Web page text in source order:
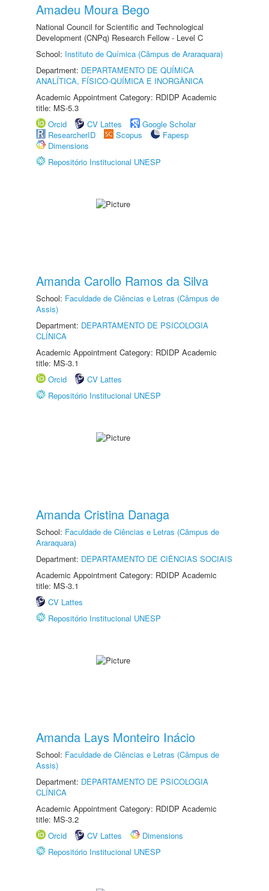
Amadeu Moura Bego
National Council for Scientific and Technological
Development (CNPq) Research Fellow - Level C
School: Instituto de Química (Câmpus de Araraquara)
Department: DEPARTAMENTO DE QUÍMICA
ANALÍTICA, FÍSICO-QUÍMICA E INORGÂNICA
Academic Appointment Category: RDIDP Academic
title: MS-5.3
Orcid
CV Lattes
Google Scholar
ResearcherID
Scopus
Fapesp
Dimensions
Repositório Institucional UNESP
Amanda Carollo Ramos da Silva
School: Faculdade de Ciências e Letras (Câmpus de
Assis)
Department: DEPARTAMENTO DE PSICOLOGIA
CLÍNICA
Academic Appointment Category: RDIDP Academic
title: MS-3.1
Orcid
CV Lattes
Repositório Institucional UNESP
Amanda Cristina Danaga
School: Faculdade de Ciências e Letras (Câmpus de
Araraquara)
Department: DEPARTAMENTO DE CIÊNCIAS SOCIAIS
Academic Appointment Category: RDIDP Academic
title: MS-3.1
CV Lattes
Repositório Institucional UNESP
Amanda Lays Monteiro Inácio
School: Faculdade de Ciências e Letras (Câmpus de
Assis)
Department: DEPARTAMENTO DE PSICOLOGIA
CLÍNICA
Academic Appointment Category: RDIDP Academic
title: MS-3.2
Orcid
CV Lattes
Dimensions
Repositório Institucional UNESP